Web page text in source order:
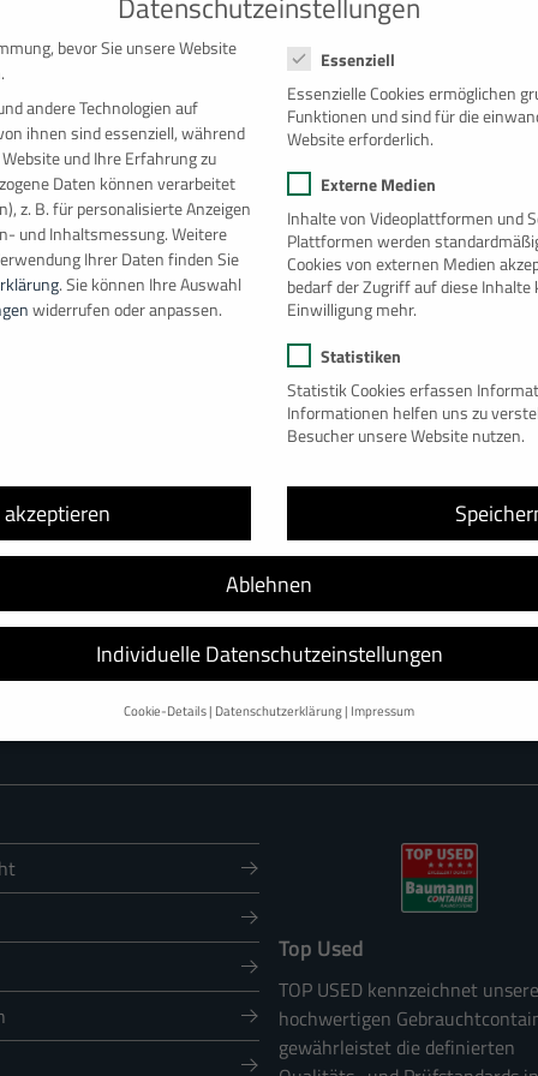
27 Containern errichtet haben!
bietet temporär zusätzliche Arbeitsflächen und zeigt
eingerichtet werden können.
Anlage unterstreicht die Nachhaltigkeit und
Nutzung werden die Container von der Firma Wahl sogar
nachhaltig das Unternehmen arbeitet.
dieses faszinierende Projekt in unserem Video! 💼🏗️
#FirmaWahl
Besuche uns
Top Used
TOP USED kennzeichnet unsere
hochwertigen
gewährleistet die definierten
bevor Sie unsere Website
andere Technologien auf
ihnen sind essenziell, während
und Ihre Erfahrung zu
Daten können verarbeitet
z. B. für personalisierte Anzeigen
und Inhaltsmessung.Weitere
Ihrer Daten finden Sie
.Sie können Ihre Auswahl
widerrufen oder anpassen.
Essenziell
Essenzielle Cookies ermöglichen
Funktionen und sind für die
Website erforderlich.
Externe Medien
Inhalte von Videoplattformen und
Plattformen werden
Cookies von externen Medien
bedarf der Zugriff auf diese Inhalte
Einwilligung mehr.
Statistiken
Statistik Cookies erfassen
Informationen helfen uns zu
Besucher unsere Website nutzen.
Ablehnen
Individuelle Datenschutzeinstellungen
Cookie-Details Datenschutzerklärung Impressum
Datenschutzeinstellungen
andere Technologien auf unserer Website. Einige von ihnen sind
Sie in unserer
Datenschutzerklärung
über alle verwendeten Cookies. Sie können Ihre Einwilligung zu ganzen
anzeigen lassen und so nur bestimmte Cookies auswählen.